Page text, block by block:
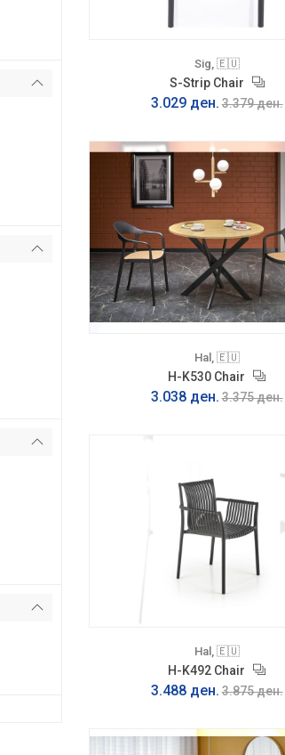
Sig, 🇪🇺
S-Strip Chair
3.029 ден. 3.379 ден.
Hal, 🇪🇺
H-K530 Chair
3.038 ден. 3.375 ден.
Hal, 🇪🇺
H-K492 Chair
3.488 ден. 3.875 ден.